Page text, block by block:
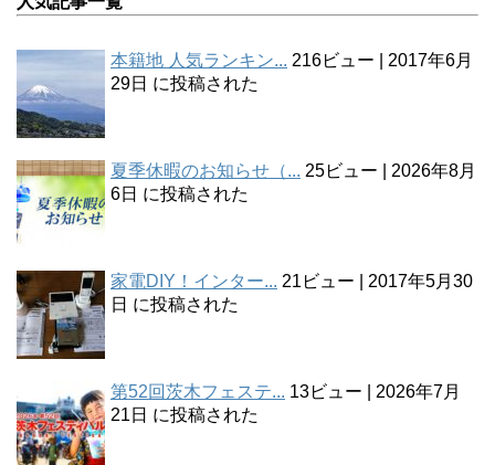
本籍地 人気ランキン... 216ビュー
2017年6月
29日 に投稿された
夏季休暇のお知らせ（... 25ビュー
2026年8月
6日 に投稿された
家電DIY！インター... 21ビュー
2017年5月30
日 に投稿された
第52回茨木フェステ... 13ビュー
2026年7月
21日 に投稿された